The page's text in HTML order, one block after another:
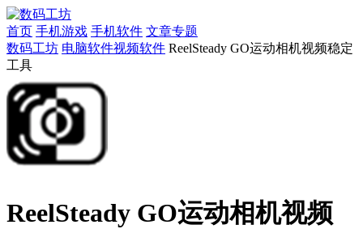
首页 手机游戏 手机软件 文章专题
数码工坊 电脑软件视频软件 ReelSteady GO运动相机视频稳定
工具
ReelSteady GO运动相机视频